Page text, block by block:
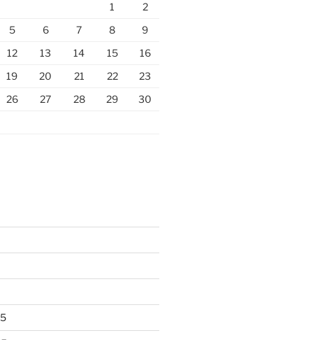
1
2
5 6 7 8
9
12 13 14 15
16
19 20 21 22
23
26 27 28 29
30